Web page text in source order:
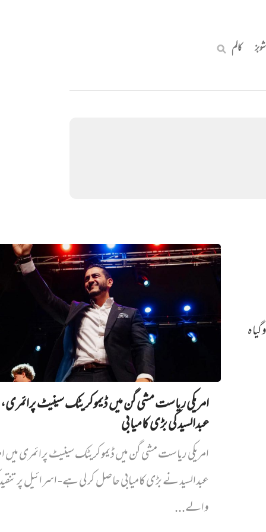
شوبز کالم
امریکی ریاست مشی گن میں ڈیموکریٹک سینیٹ پرائمری،
عبدالسید کی بڑی کامیابی
امریکی ریاست مشی گن میں ڈیموکریٹک سینیٹ پرائمری میں‌
عبدالسید نے بڑی کامیابی حاصل کر لی ہے- اسرائیل پر
والے...